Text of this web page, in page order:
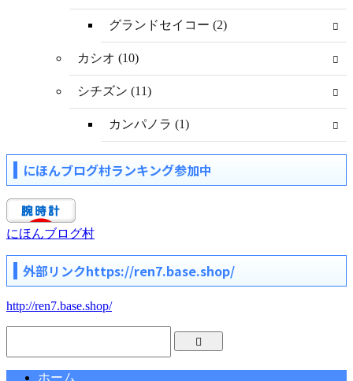
グランドセイコー (2)
カシオ (10)
シチズン (11)
カンパノラ (1)
にほんブログ村ランキング参加中
にほんブログ村
外部リンクhttps://ren7.base.shop/
http://ren7.base.shop/
ホーム